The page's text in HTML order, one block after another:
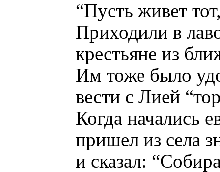
“Пусть живет
Приходили в
крестьяне из
Им тоже было
вести с Лией
Когда начались
пришел из села
и сказал: